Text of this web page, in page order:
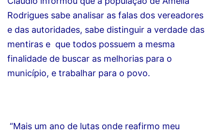
Rodrigues sabe analisar as falas dos vereadores
e das autoridades, sabe distinguir a verdade das
mentiras e que todos possuem a mesma
finalidade de buscar as melhorias para o
município, e trabalhar para o povo.
“Mais um ano de lutas onde reafirmo meu